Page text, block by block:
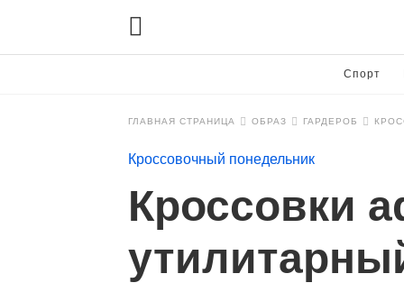
Спорт
ГЛАВНАЯ СТРАНИЦА ОБРАЗ ГАРДЕРОБ
Кроссовочный понедельник
Кроссовки